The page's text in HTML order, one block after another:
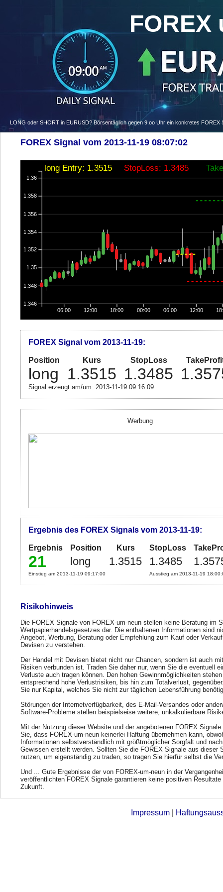
FOREX
LONG oder SHORT in EURUSD? Börsentäglich gegen 9.oo Uhr ein konkretes
FOREX Signal vom 2013-11-19 08:07:02
06:00 12:00 18:00 00:00 06:00 12:00
1.346
1.348
1.35
1.352
1.354
1.356
1.358
1.36
long Entry: 1.3515 StopLoss: 1.3485
FOREX Signal vom 2013-11-19:
Position Kurs StopLoss
long 1.3515 1.3485
Signal erzeugt am/um: 2013-11-19 09:16:09
Werbung
Ergebnis des FOREX Signals vom 2013-11-19:
Ergebnis Position Kurs StopLoss
21 long 1.3515 1.3485
Einstieg am 2013-11-19 09:17:00 Ausstieg am 2013-11-19
Risikohinweis
Die FOREX Signale von FOREX-um-neun stellen keine Beratung im
Wertpapierhandelsgesetzes dar. Die enthaltenen Informationen sind
Angebot, Werbung, Beratung oder Empfehlung zum Kauf oder
Devisen zu verstehen.
Der Handel mit Devisen bietet nicht nur Chancen, sondern ist auch
Risiken verbunden ist. Traden Sie daher nur, wenn Sie die eventuell
Verluste auch tragen können. Den hohen Gewinnmöglichkeiten stehen
entsprechend hohe Verlustrisiken, bis hin zum Totalverlust,
Sie nur Kapital, welches Sie nicht zur täglichen Lebensführung
Störungen der Internetverfügbarkeit, des E-Mail-Versandes oder
Software-Probleme stellen beispielseise weitere, unkalkulierbare
Mit der Nutzung dieser Website und der angebotenen FOREX
Sie, dass FOREX-um-neun keinerlei Haftung übernehmen kann,
Informationen selbstverständlich mit größtmöglicher Sorgfalt und
Gewissen erstellt werden. Sollten Sie die FOREX Signale aus dieser
nutzen, um eigenständig zu traden, so tragen Sie hierfür selbst die
Und ... Gute Ergebnisse der von FOREX-um-neun in der
veröffentlichten FOREX Signale garantieren keine positiven Resultate
Zukunft.
Impressum